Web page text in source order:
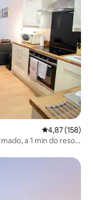
4,87 de uma
4,87 (158)
a 1 min do resort